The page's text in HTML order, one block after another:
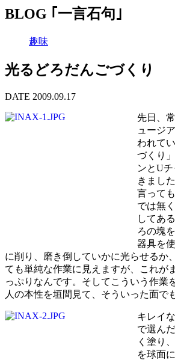
BLOG ｢一言石句｣
趣味
光るどろだんごづくり
DATE 2009.09.17
先日、
ュージ
われて
づくり
ンとU
きまし
言って
では無
してあ
ろの塊
器具を
に削り、磨き倒していかに光らせるか
ても単純な作業に見えますが、これが
っぷりなんです。そしてこういう作業
人の本性を垣間見て、そういった面で
キレイ
で選ん
く塗り
を球面